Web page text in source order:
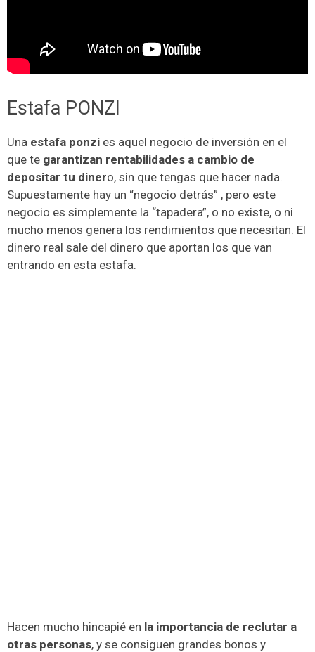
Estafa PONZI
Una estafa ponzi es aquel negocio de inversión en el
que te garantizan rentabilidades a cambio de
depositar tu dinero, sin que tengas que hacer nada.
Supuestamente hay un “negocio detrás” , pero este
negocio es simplemente la “tapadera”, o no existe, o ni
mucho menos genera los rendimientos que necesitan. El
dinero real sale del dinero que aportan los que van
entrando en esta estafa.
Hacen mucho hincapié en la importancia de reclutar a
otras personas, y se consiguen grandes bonos y